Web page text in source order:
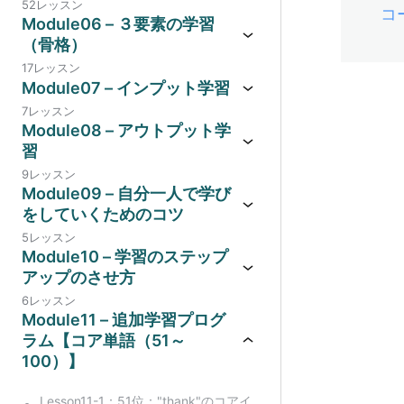
52レッスン
Module06 – ３要素の学習
（骨格）
17レッスン
Module07 – インプット学習
7レッスン
Module08 – アウトプット学
習
9レッスン
Module09 – 自分一人で学び
をしていくためのコツ
5レッスン
Module10 – 学習のステップ
アップのさせ方
6レッスン
Module11 – 追加学習プログ
ラム【コア単語（51～
100）】
Lesson11-1：51位："thank"のコアイ
コ